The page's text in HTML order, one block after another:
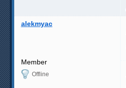
alekmyac
Member
Offline